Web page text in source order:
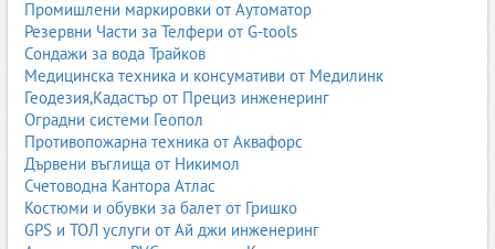
Фуражите за свине са съобразени с различните етапи от
развитието – предстартер, стартер, растежни и угоителни
фуражи, както и специализирани фуражи за свине-майки.
Балансът между енергия, протеин, витамини и минерали е от
решаващо значение за бърз растеж, добро здраве и висока
продуктивност.
При интензивното свиневъдство фуражите са основният
разход, но и основният инструмент за постигане на добри
резултати. Затова изборът на качествени фуражи за прасета е
Промишлени маркировки от Аутоматор
Резервни Части за Телфери от G-tools
Сондажи за вода Трайков
Медицинска техника и консумативи от Медилинк
Геодезия,Кадастър от Прециз инженеринг
Оградни системи Геопол
Противопожарна техника от Аквафорс
Дървени въглища от Никимол
Счетоводна Кантора Атлас
Костюми и обувки за балет от Гришко
GPS и ТОЛ услуги от Ай джи инженеринг